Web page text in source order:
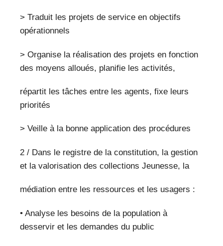
> Traduit les projets de service en objectifs
opérationnels
> Organise la réalisation des projets en fonction
des moyens alloués, planifie les activités,
répartit les tâches entre les agents, fixe leurs
priorités
> Veille à la bonne application des procédures
2 / Dans le registre de la constitution, la gestion
et la valorisation des collections Jeunesse, la
médiation entre les ressources et les usagers :
• Analyse les besoins de la population à
desservir et les demandes du public